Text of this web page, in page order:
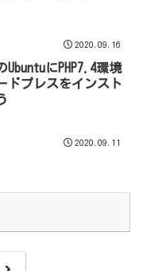
2020.09.16
UbuntuにPHP7.4環境
ドプレスをインスト
2020.09.11
次